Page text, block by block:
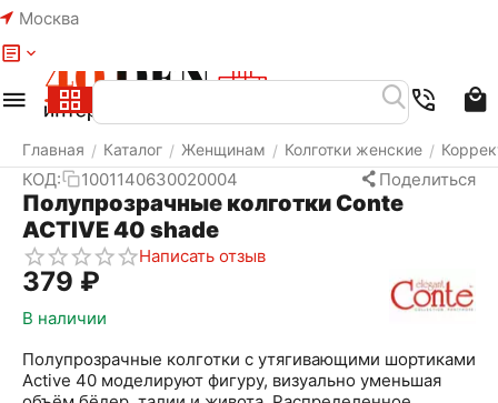
Москва
Главная / Каталог / Женщинам / Колготки женские /
КОД: 1001140630020004 Поделиться
Полупрозрачные колготки Conte
ACTIVE 40 shade
Написать отзыв
‍379‍ ₽
В наличии
Полупрозрачные колготки с утягивающими шортиками
Active 40 моделируют фигуру, визуально уменьшая
Меню